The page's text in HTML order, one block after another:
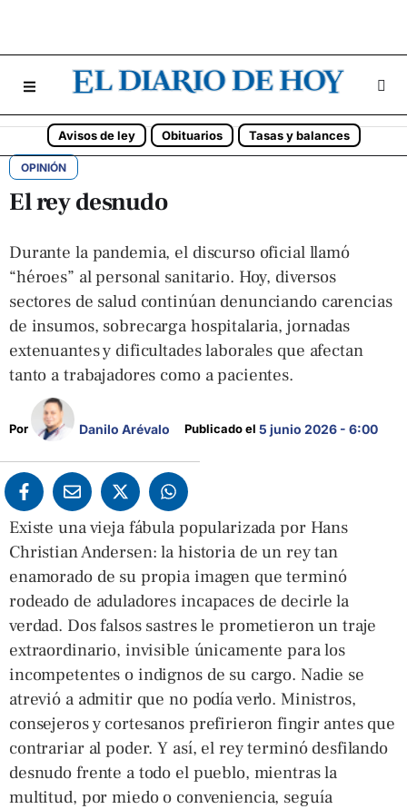
Avisos de ley Obituarios Tasas y balances
OPINIÓN
El rey desnudo
Durante la pandemia, el discurso oficial llamó
“héroes” al personal sanitario. Hoy, diversos
sectores de salud continúan denunciando carencias
de insumos, sobrecarga hospitalaria, jornadas
extenuantes y dificultades laborales que afectan
tanto a trabajadores como a pacientes.
Por Danilo Arévalo Publicado el 5 junio 2026 - 6:00
Existe una vieja fábula popularizada por Hans
Christian Andersen: la historia de un rey tan
enamorado de su propia imagen que terminó
rodeado de aduladores incapaces de decirle la
verdad. Dos falsos sastres le prometieron un traje
extraordinario, invisible únicamente para los
incompetentes o indignos de su cargo. Nadie se
atrevió a admitir que no podía verlo. Ministros,
consejeros y cortesanos prefirieron fingir antes que
contrariar al poder. Y así, el rey terminó desfilando
desnudo frente a todo el pueblo, mientras la
multitud, por miedo o conveniencia, seguía